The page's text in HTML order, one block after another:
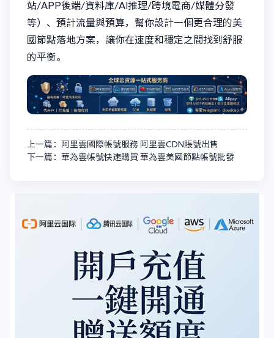
站/APP後端/資料庫/AI推理/跨境電商/媒體分發
等）、預計流量與預算，幫你設計一個更合理的美
國節點落地方案，讓你在速度和穩定之間找到舒服
的平衡。
上一篇：阿里雲國際帳號服務 阿里雲CDN賬號出售
下一篇：華為雲帳號快速購買 華為雲美國節點帳號批發